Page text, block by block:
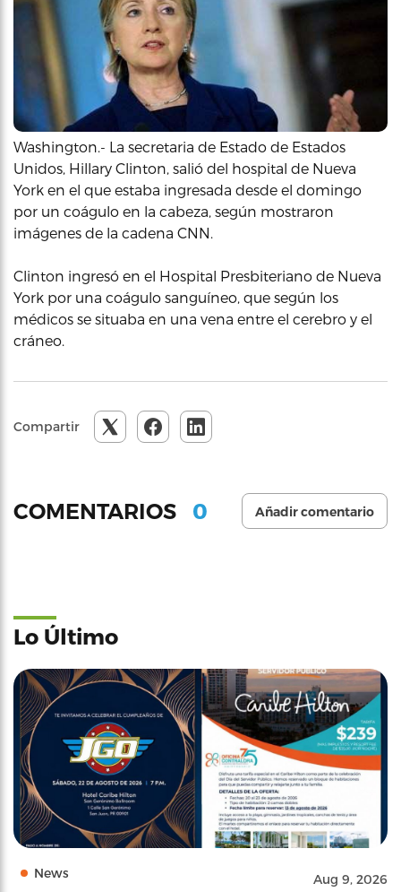
Washington.- La secretaria de Estado de Estados
Unidos, Hillary Clinton, salió del hospital de Nueva
York en el que estaba ingresada desde el domingo
por un coágulo en la cabeza, según mostraron
imágenes de la cadena CNN.
Clinton ingresó en el Hospital Presbiteriano de Nueva
York por una coágulo sanguíneo, que según los
médicos se situaba en una vena entre el cerebro y el
cráneo.
Compartir
COMENTARIOS 0 Añadir comentario
Lo Último
News Aug 9, 2026